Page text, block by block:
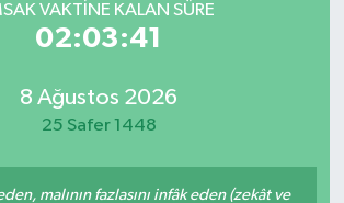
VAKTİNE KALAN SÜRE
02:03:41
8 Ağustos 2026
25 Safer 1448
malının fazlasını infâk eden (zekât ve
Durumu ve Fikstür
Haberleri